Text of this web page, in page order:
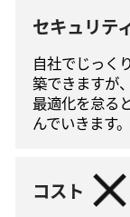
セキュリテ
自社でじっく
築できますが
最適化を怠る
んでいきます。
コスト